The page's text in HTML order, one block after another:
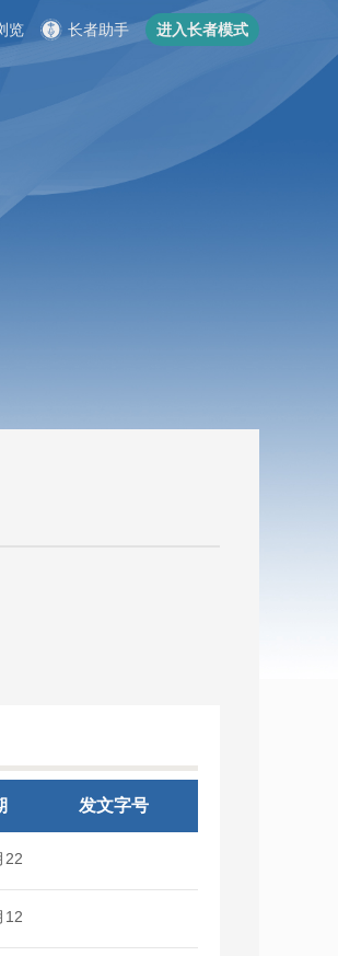
览 长者助手 进入长者模式
发文字号
22
12